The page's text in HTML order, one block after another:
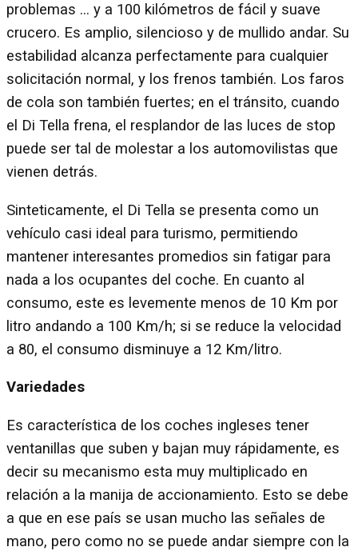
problemas ... y a 100 kilómetros de fácil y suave
crucero. Es amplio, silencioso y de mullido andar. Su
estabilidad alcanza perfectamente para cualquier
solicitación normal, y los frenos también. Los faros
de cola son también fuertes; en el tránsito, cuando
el Di Tella frena, el resplandor de las luces de stop
puede ser tal de molestar a los automovilistas que
vienen detrás.
Sinteticamente, el Di Tella se presenta como un
vehículo casi ideal para turismo, permitiendo
mantener interesantes promedios sin fatigar para
nada a los ocupantes del coche. En cuanto al
consumo, este es levemente menos de 10 Km por
litro andando a 100 Km/h; si se reduce la velocidad
a 80, el consumo disminuye a 12 Km/litro.
Variedades
Es característica de los coches ingleses tener
ventanillas que suben y bajan muy rápidamente, es
decir su mecanismo esta muy multiplicado en
relación a la manija de accionamiento. Esto se debe
a que en ese país se usan mucho las señales de
mano, pero como no se puede andar siempre con la